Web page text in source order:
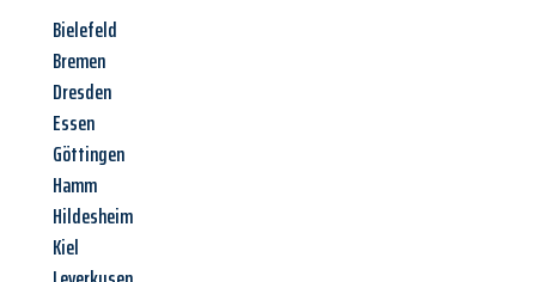
Bielefeld
Bremen
Dresden
Essen
Göttingen
Hamm
Hildesheim
Kiel